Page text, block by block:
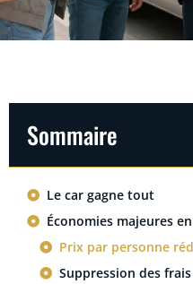
Sommaire
Le car gagne tout
Économies majeures
Prix par personne
Suppression des